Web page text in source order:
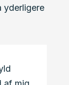
yderligere